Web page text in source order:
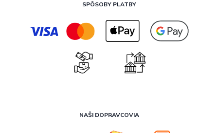
SPÔSOBY PLATBY
NAŠI DOPRAVCOVIA